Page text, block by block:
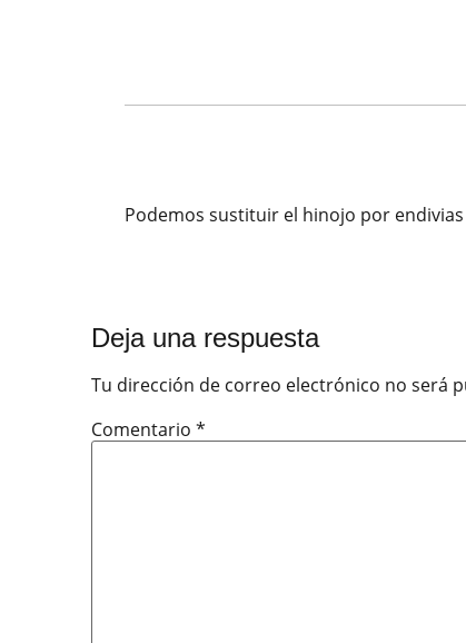
Podemos sustituir el hinojo por
Deja una respuesta
Tu dirección de correo electrónico no será
Comentario *